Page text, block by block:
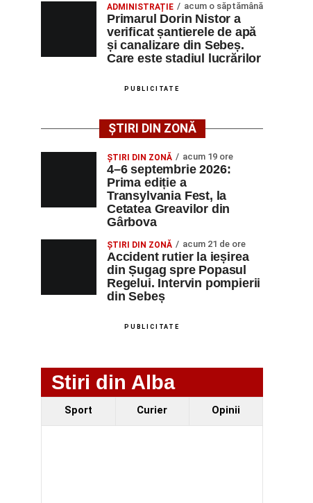
ADMINISTRAȚIE acum o săptămână
Primarul Dorin Nistor a
verificat șantierele de apă
și canalizare din Sebeș.
Care este stadiul lucrărilor
PUBLICITATE
ȘTIRI DIN ZONĂ
ȘTIRI DIN ZONĂ acum 19 ore
4–6 septembrie 2026:
Prima ediție a
Transylvania Fest, la
Cetatea Greavilor din
Gârbova
ȘTIRI DIN ZONĂ acum 21 de ore
Accident rutier la ieșirea
din Șugag spre Popasul
Regelui. Intervin pompierii
din Sebeș
PUBLICITATE
Stiri din Alba
Sport Curier Opinii